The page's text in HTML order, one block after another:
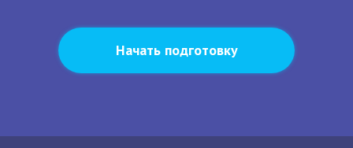
Начать подготовку